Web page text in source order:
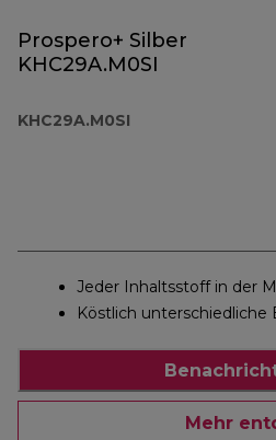
Prospero+ Silber
KHC29A.M0SI
KHC29A.M0SI
Jeder Inhaltsstoff in der
Köstlich unterschiedliche
Mehr